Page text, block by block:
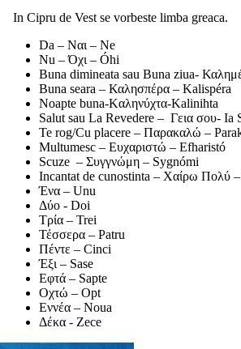
In Cipru de Vest se vorbeste limba greaca.
Da – Ναι – Ne
Nu – Όχι – Óhi
Buna dimineata sau Buna ziua-
Buna seara – Καλησπέρα – Kalispéra
Noapte buna-Kαληνύχτα-Kalinihta
Salut sau La Revedere – Γεια σου- Ia
Te rog/Cu placere – Παρακαλώ –
Multumesc – Ευχαριστώ – Efharistó
Scuze – Συγγνώμη – Sygnómi
Incantat de cunostinta – Χαίρω Πολύ
Ένα – Unu
Δύο - Doi
Τρία – Trei
Τέσσερα – Patru
Πέντε – Cinci
Έξι – Sase
Εφτά – Sapte
Οχτώ – Opt
Εννέα – Noua
Δέκα - Zece